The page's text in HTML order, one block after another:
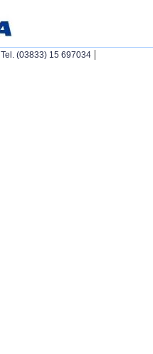
Tel. (03833) 15 697034 |